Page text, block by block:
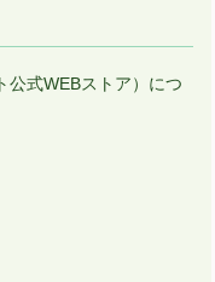
公式WEBストア）につ